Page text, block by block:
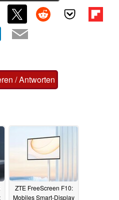
Informationen zu diesem
Meinung (auch ohne